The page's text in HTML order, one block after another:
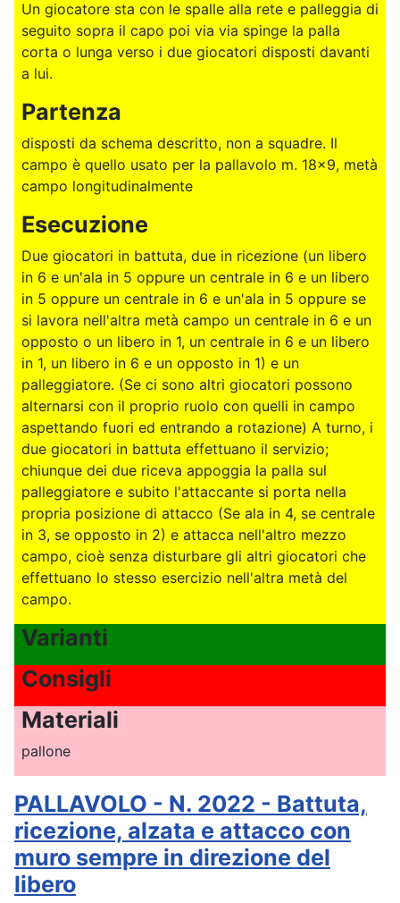
Un giocatore sta con le spalle alla rete e palleggia di
seguito sopra il capo poi via via spinge la palla
corta o lunga verso i due giocatori disposti davanti
a lui.
Partenza
disposti da schema descritto, non a squadre. Il
campo è quello usato per la pallavolo m. 18x9, metà
campo longitudinalmente
Esecuzione
Due giocatori in battuta, due in ricezione (un libero
in 6 e un'ala in 5 oppure un centrale in 6 e un libero
in 5 oppure un centrale in 6 e un'ala in 5 oppure se
si lavora nell'altra metà campo un centrale in 6 e un
opposto o un libero in 1, un centrale in 6 e un libero
in 1, un libero in 6 e un opposto in 1) e un
palleggiatore. (Se ci sono altri giocatori possono
alternarsi con il proprio ruolo con quelli in campo
aspettando fuori ed entrando a rotazione) A turno, i
due giocatori in battuta effettuano il servizio;
chiunque dei due riceva appoggia la palla sul
palleggiatore e subito l'attaccante si porta nella
propria posizione di attacco (Se ala in 4, se centrale
in 3, se opposto in 2) e attacca nell'altro mezzo
campo, cioè senza disturbare gli altri giocatori che
effettuano lo stesso esercizio nell'altra metà del
campo.
Varianti
Consigli
Materiali
pallone
PALLAVOLO - N. 2022 - Battuta,
ricezione, alzata e attacco con
muro sempre in direzione del
libero